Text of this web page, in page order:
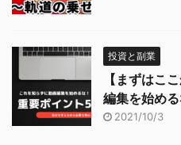
投資と副業
【まずはこ
編集を始め
2021/10/3